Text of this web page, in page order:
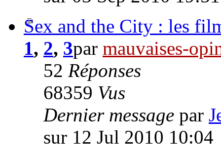
Sex and the City : les
1, 2, 3par mauvaises-
52 Réponses
68359 Vus
Dernier message par
sur 12 Jul 2010 10:04